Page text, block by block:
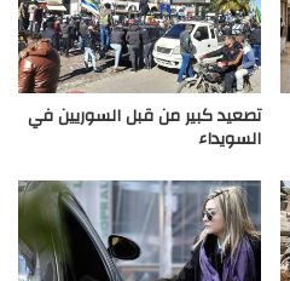
تصعيد كبير من قبل السوريين في
السويداء